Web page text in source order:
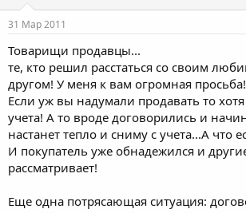
31 Мар 2011
Товарищи продавцы...
те, кто решил расстаться со своим
другом! У меня к вам огромная просьба!
Если уж вы надумали продавать то
учета! А то вроде договорились и
настанет тепло и сниму с учета...А что
И покупатель уже обнадежился и
рассматривает!
Еще одна потрясающая ситуация: